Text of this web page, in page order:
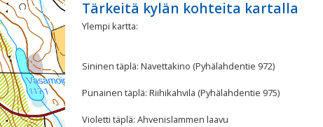
Tärkeitä kylän kohteita kartalla
Ylempi kartta:
Sininen täplä: Navettakino (Pyhälahdentie 972)
Punainen täplä: Riihikahvila (Pyhälahdentie 975)
Violetti täplä: Ahvenislammen laavu